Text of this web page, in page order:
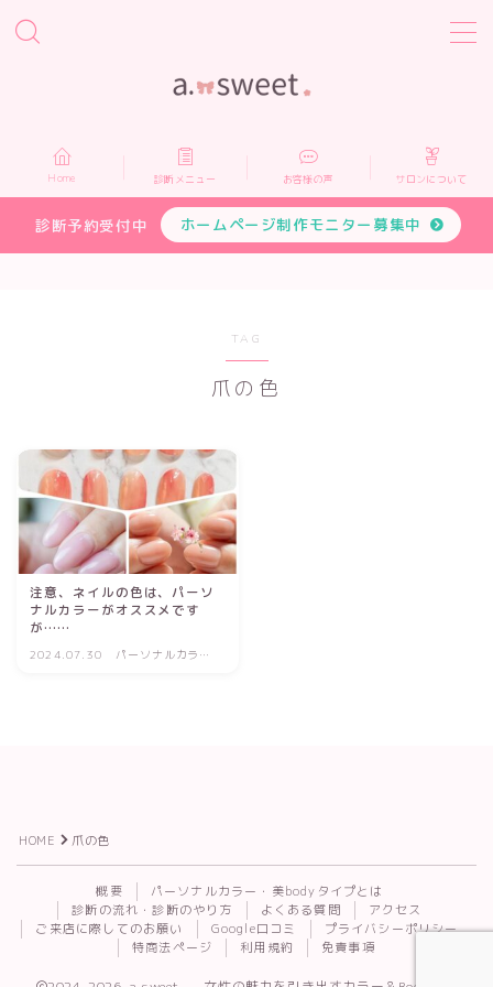
Home
診断メニュー
お申し込み
Home 診断メニュー お客様の声 サロンについて
診断予約受付中 ホームページ制作モニター募集中
TAG
爪の色
注意、ネイルの色は、パーソ
ナルカラーがオススメです
が……
2024.07.30
パーソナルカラー
HOME 爪の色
概要
パーソナルカラー・美bodyタイプとは
診断の流れ・診断のやり方
よくある質問
アクセス
ご来店に際してのお願い
Google口コミ
プライバシーポリシー
特商法ページ
利用規約 免責事項